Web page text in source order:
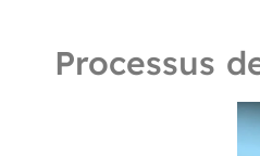
Processus